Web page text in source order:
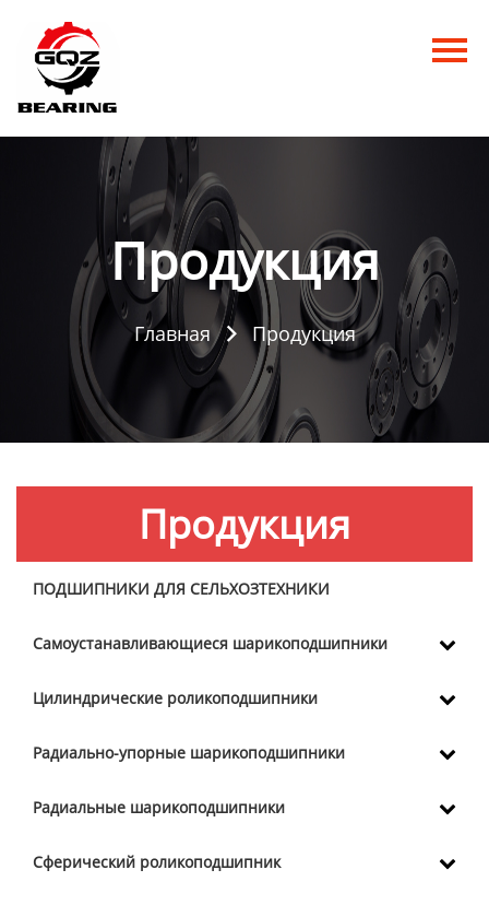
Главная
Продукция
Новости
Контакты Продукция
Главная  Продукция
Продукция
ПОДШИПНИКИ ДЛЯ СЕЛЬХОЗТЕХНИКИ
Самоустанавливающиеся шарикоподшипники
Цилиндрические роликоподшипники
Радиально-упорные шарикоподшипники
Радиальные шарикоподшипники
Сферический роликоподшипник